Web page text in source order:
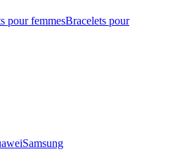
pour femmesBracelets pour
Samsung